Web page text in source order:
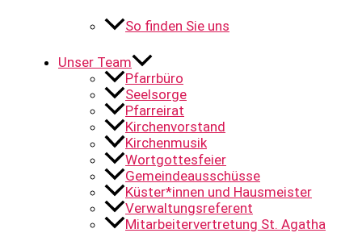
So finden Sie uns
Unser Team
Pfarrbüro
Seelsorge
Pfarreirat
Kirchenvorstand
Kirchenmusik
Wortgottesfeier
Gemeindeausschüsse
Küster*innen und Hausmeister
Verwaltungsreferent
Mitarbeitervertretung St. Agatha